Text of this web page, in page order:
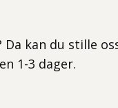
kan du stille
1-3 dager.